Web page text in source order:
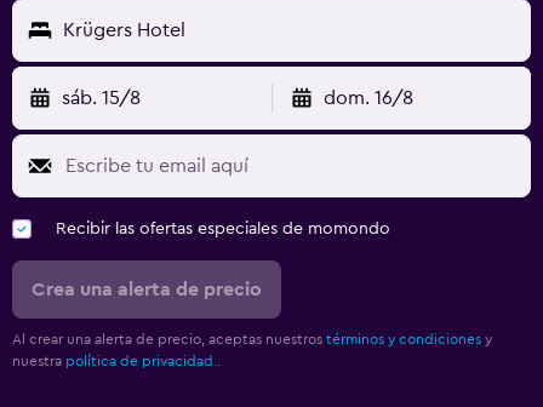
Krügers Hotel
sáb. 15/8 dom. 16/8
Recibir las ofertas especiales de momondo
Crea una alerta de precio
Al crear una alerta de precio, aceptas nuestros términos y condiciones y
nuestra política de privacidad.